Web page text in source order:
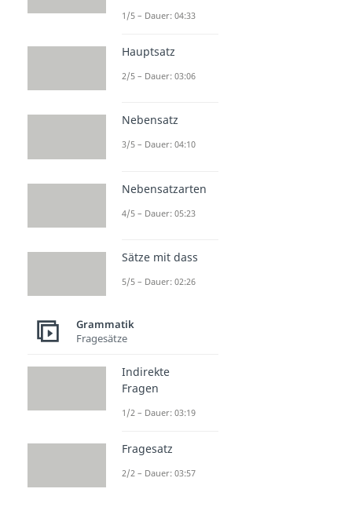
1/5 – Dauer: 04:33
Hauptsatz
2/5 – Dauer: 03:06
Nebensatz
3/5 – Dauer: 04:10
Nebensatzarten
4/5 – Dauer: 05:23
Sätze mit dass
5/5 – Dauer: 02:26
Grammatik
Fragesätze
Indirekte
Fragen
1/2 – Dauer: 03:19
Fragesatz
2/2 – Dauer: 03:57